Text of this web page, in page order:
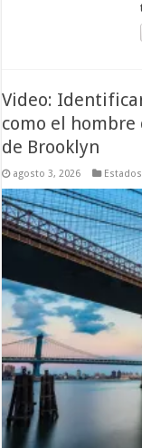
Video:
como el
de Brooklyn
agosto 3, 2026